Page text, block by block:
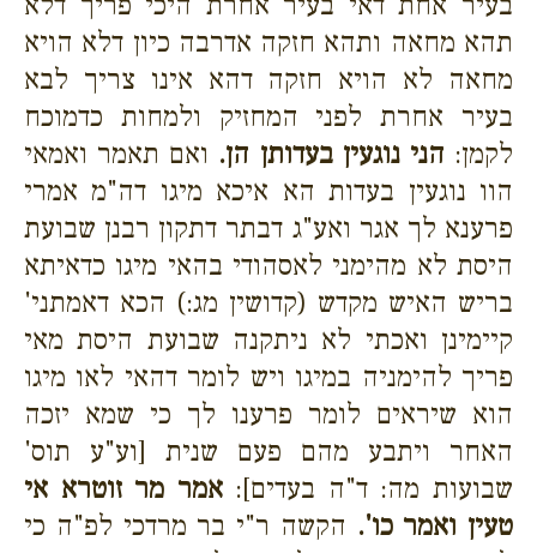
תהא מחאה ותהא חזקה אדרבה כיון דלא הויא
מחאה לא הויא חזקה דהא אינו צריך לבא
בעיר אחרת לפני המחזיק ולמחות כדמוכח
לקמן: הני נוגעין בעדותן הן. ואם תאמר ואמאי
הוו נוגעין בעדות הא איכא מיגו דה"מ אמרי
פרענא לך אגר ואע"ג דבתר דתקון רבנן שבועת
היסת לא מהימני לאסהודי בהאי מיגו כדאיתא
בריש האיש מקדש (קדושין מג:) הכא דאמתני'
קיימינן ואכתי לא ניתקנה שבועת היסת מאי
פריך להימניה במיגו ויש לומר דהאי לאו מיגו
הוא שיראים לומר פרענו לך כי שמא יזכה
האחר ויתבע מהם פעם שנית [וע"ע תוס'
שבועות מה: ד"ה בעדים]:אמר מר זוטרא אי
טעין ואמר כו'. הקשה ר"י בר מרדכי לפ"ה כי